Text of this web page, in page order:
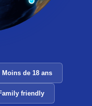
Moins de 18 ans
friendly